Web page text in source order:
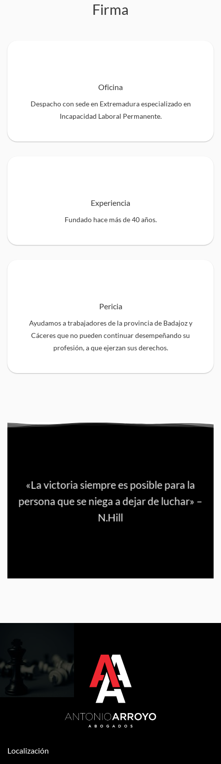
Firma
Oficina
Despacho con sede en Extremadura especializado en
Incapacidad Laboral Permanente.
Experiencia
Fundado hace más de 40 años.
Pericia
Ayudamos a trabajadores de la provincia de Badajoz y
Cáceres que no pueden continuar desempeñando su
profesión, a que ejerzan sus derechos.
«La victoria siempre es posible para la
persona que se niega a dejar de luchar» –
N.Hill
Localización